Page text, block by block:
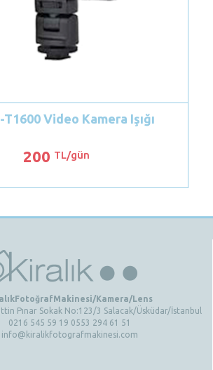
Lowel Omni Sürekli Işık Seti
300
Kamera/Lens
Pınar Sokak No:123/3 Salacak/Üsküdar/İstanbul
0216 545 59 19 0553 294 61 51
info@kiralikfotografmakinesi.com